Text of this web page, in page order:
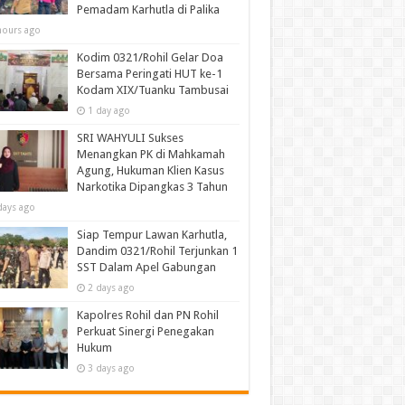
Pemadam Karhutla di Palika
ago
Kodim 0321/Rohil Gelar Doa
Bersama Peringati HUT ke-1
Kodam XIX/Tuanku Tambusai
1 day ago
SRI WAHYULI Sukses
Menangkan PK di Mahkamah
Agung, Hukuman Klien Kasus
Narkotika Dipangkas 3 Tahun
ago
Siap Tempur Lawan Karhutla,
Dandim 0321/Rohil Terjunkan 1
SST Dalam Apel Gabungan
2 days ago
Kapolres Rohil dan PN Rohil
Perkuat Sinergi Penegakan
Hukum
3 days ago